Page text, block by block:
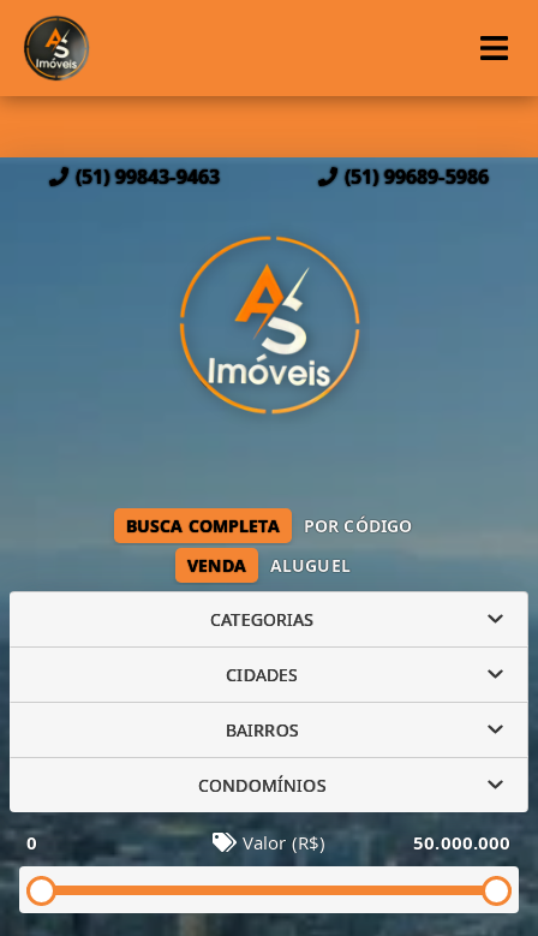
(51) 99843-9463 (51) 99689-5986
VENDA ALUGUEL
BUSCA COMPLETA POR CÓDIGO
CATEGORIAS
CIDADES
BAIRROS
CONDOMÍNIOS
0 Valor (R$) 50.000.000